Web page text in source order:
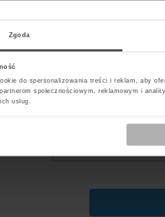
Zgoda
do spersonalizowania treści i reklam, aby
społecznościowym, reklamowym i
usług.
Search